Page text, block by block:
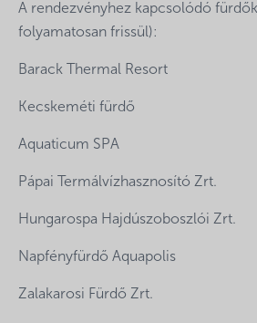
A rendezvényhez kapcsolódó
folyamatosan frissül):
Barack Thermal Resort
Kecskeméti fürdő
Aquaticum SPA
Pápai Termálvízhasznosító Zrt.
Hungarospa Hajdúszoboszlói Zrt.
Napfényfürdő Aquapolis
Zalakarosi Fürdő Zrt.